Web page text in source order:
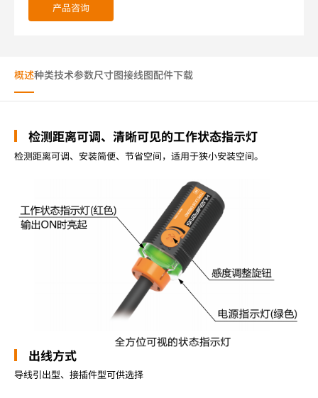
产品咨询
概述种类技术参数尺寸图接线图配件下载
检测距离可调、清晰可见的工作状态指示灯
检测距离可调、安装简便、节省空间，适用于狭小安装空间。
出线方式
导线引出型、接插件型可供选择